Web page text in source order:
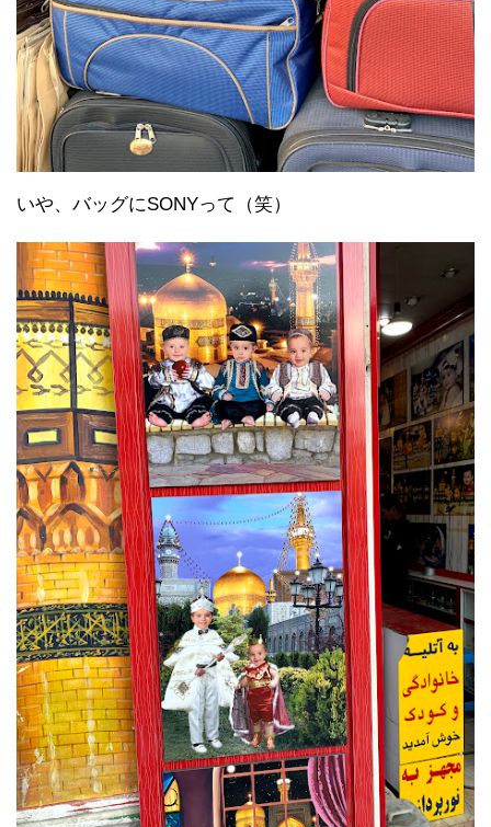
いや、バッグにSONYって（笑）